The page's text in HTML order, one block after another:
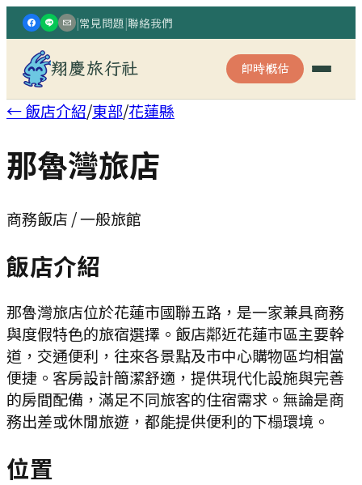
|常見問題|聯絡我們
翔慶旅行社 即時概估
← 飯店介紹/東部/花蓮縣
那魯灣旅店
商務飯店 / 一般旅館
飯店介紹
那魯灣旅店位於花蓮市國聯五路，是一家兼具商務
與度假特色的旅宿選擇。飯店鄰近花蓮市區主要幹
道，交通便利，往來各景點及市中心購物區均相當
便捷。客房設計簡潔舒適，提供現代化設施與完善
的房間配備，滿足不同旅客的住宿需求。無論是商
務出差或休閒旅遊，都能提供便利的下榻環境。
位置